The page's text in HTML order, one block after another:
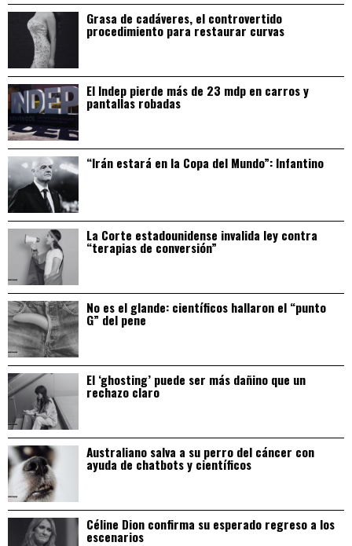
Grasa de cadáveres, el controvertido
procedimiento para restaurar curvas
El Indep pierde más de 23 mdp en carros y
pantallas robadas
“Irán estará en la Copa del Mundo”: Infantino
La Corte estadounidense invalida ley contra
“terapias de conversión”
No es el glande: científicos hallaron el “punto
G” del pene
El ‘ghosting’ puede ser más dañino que un
rechazo claro
Australiano salva a su perro del cáncer con
ayuda de chatbots y científicos
Céline Dion confirma su esperado regreso a los
escenarios